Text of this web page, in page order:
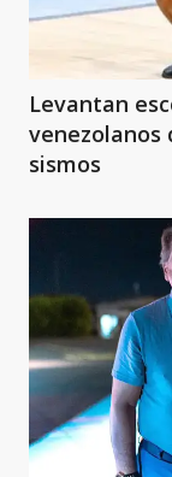
Levantan
venezolanos
sismos